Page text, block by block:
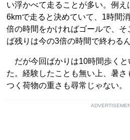
い浮かべて走ることが多い。例
6kmで走ると決めていて、1時間
倍の時間をかければゴールで、
ば残りは今の3倍の時間で終わる
だが今回ばかりは10時間歩くと
た。経験したことも無い上、暑さ
つく荷物の重さも尋常じゃない。